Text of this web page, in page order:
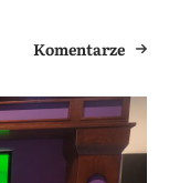
Komentarze